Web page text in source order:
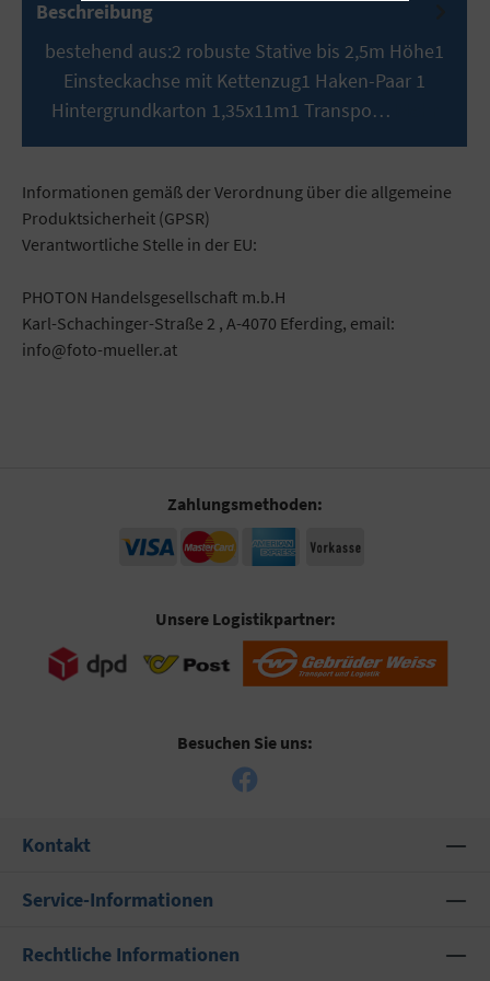
Beschreibung
bestehend aus:2 robuste Stative bis 2,5m Höhe1
Einsteckachse mit Kettenzug1 Haken-Paar 1
Hintergrundkarton 1,35x11m1 Transpo…
Informationen gemäß der Verordnung über die allgemeine
Produktsicherheit (GPSR)
Verantwortliche Stelle in der EU:
PHOTON Handelsgesellschaft m.b.H
Karl-Schachinger-Straße 2 , A-4070 Eferding, email:
info@foto-mueller.at
Zahlungsmethoden:
Unsere Logistikpartner:
Besuchen Sie uns:
Kontakt
Service-Informationen
Rechtliche Informationen